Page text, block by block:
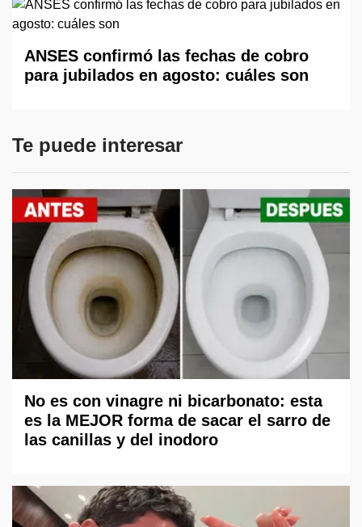
ANSES confirmó las fechas de cobro
para jubilados en agosto: cuáles son
Te puede interesar
No es con vinagre ni bicarbonato: esta
es la MEJOR forma de sacar el sarro de
las canillas y del inodoro